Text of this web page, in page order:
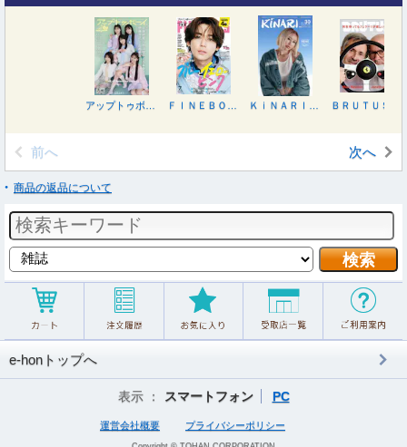
前へ 次へ
商品の返品について
e-honトップへ
表示 ： スマートフォン PC
運営会社概要 プライバシーポリシー